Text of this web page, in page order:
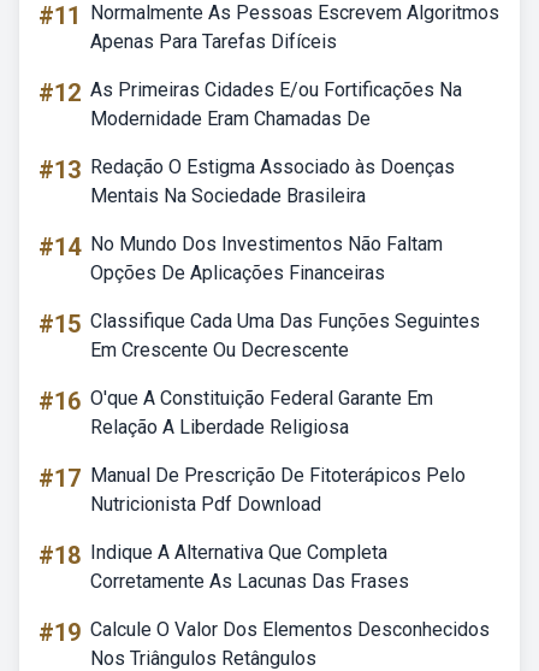
#11
Normalmente As Pessoas Escrevem Algoritmos
Apenas Para Tarefas Difíceis
#12 As Primeiras Cidades E/ou Fortificações Na
Modernidade Eram Chamadas De
#13 Redação O Estigma Associado às Doenças
Mentais Na Sociedade Brasileira
#14 No Mundo Dos Investimentos Não Faltam
Opções De Aplicações Financeiras
#15 Classifique Cada Uma Das Funções Seguintes
Em Crescente Ou Decrescente
#16 O'que A Constituição Federal Garante Em
Relação A Liberdade Religiosa
#17 Manual De Prescrição De Fitoterápicos Pelo
Nutricionista Pdf Download
#18 Indique A Alternativa Que Completa
Corretamente As Lacunas Das Frases
#19 Calcule O Valor Dos Elementos Desconhecidos
Nos Triângulos Retângulos